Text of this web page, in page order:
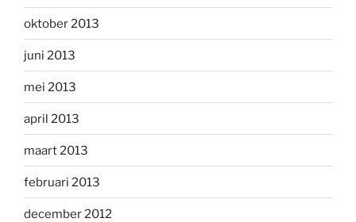
oktober 2013
juni 2013
mei 2013
april 2013
maart 2013
februari 2013
december 2012